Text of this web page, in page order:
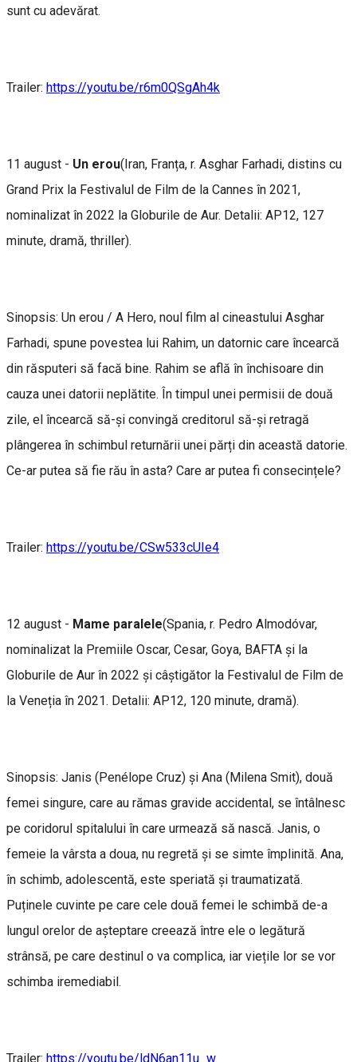
sunt cu adevărat.
Trailer: https://youtu.be/r6m0QSgAh4k
11 august - Un erou(Iran, Franța, r. Asghar Farhadi, distins cu
Grand Prix la Festivalul de Film de la Cannes în 2021,
nominalizat în 2022 la Globurile de Aur. Detalii: AP12, 127
minute, dramă, thriller).
Sinopsis: Un erou / A Hero, noul film al cineastului Asghar
Farhadi, spune povestea lui Rahim, un datornic care încearcă
din răsputeri să facă bine. Rahim se află în închisoare din
cauza unei datorii neplătite. În timpul unei permisii de două
zile, el încearcă să-și convingă creditorul să-și retragă
plângerea în schimbul returnării unei părți din această datorie.
Ce-ar putea să fie rău în asta? Care ar putea fi consecințele?
Trailer: https://youtu.be/CSw533cUIe4
12 august - Mame paralele(Spania, r. Pedro Almodóvar,
nominalizat la Premiile Oscar, Cesar, Goya, BAFTA și la
Globurile de Aur în 2022 și câștigător la Festivalul de Film de
la Veneția în 2021. Detalii: AP12, 120 minute, dramă).
Sinopsis: Janis (Penélope Cruz) și Ana (Milena Smit), două
femei singure, care au rămas gravide accidental, se întâlnesc
pe coridorul spitalului în care urmează să nască. Janis, o
femeie la vârsta a doua, nu regretă și se simte împlinită. Ana,
în schimb, adolescentă, este speriată și traumatizată.
Puținele cuvinte pe care cele două femei le schimbă de-a
lungul orelor de așteptare creează între ele o legătură
strânsă, pe care destinul o va complica, iar viețile lor se vor
schimba iremediabil.
Trailer: https://youtu.be/ldN6an11u_w